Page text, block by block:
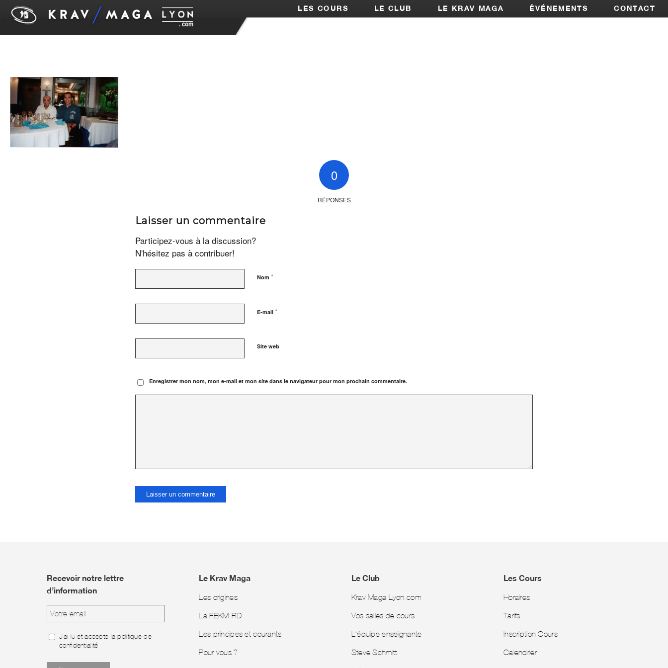
LES COURS LE CLUB LE KRAV MAGA ÉVÉNEMENTS CONTACT
0
RÉPONSES
Laisser un commentaire
Participez-vous à la discussion?
N'hésitez pas à contribuer!
Nom *
E-mail *
Site web
Enregistrer mon nom, mon e-mail et mon site dans le navigateur pour mon prochain commentaire.
Recevoir notre lettre
d’information
J'ai lu et accepte lapolitique de
confidentialité
Le Krav Maga
Les origines
La FEKM-RD
Les principes et courants
Pour vous ?
Le Club
Krav Maga Lyon.com
Vos salles de cours
L’équipe enseignante
Steve Schmitt
Les Cours
Horaires
Tarifs
Inscription Cours
Calendrier